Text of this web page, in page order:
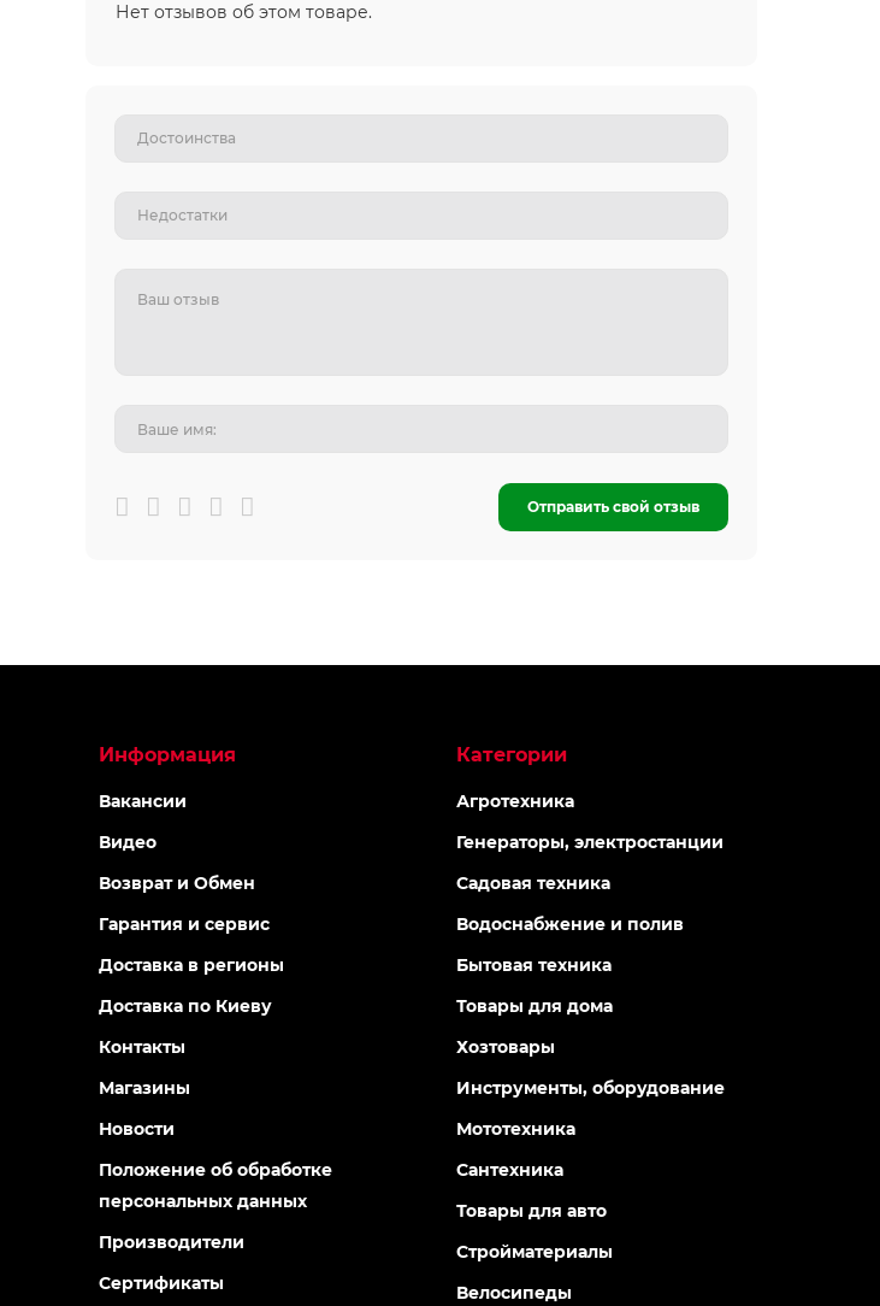
Нет отзывов об этом товаре.
Отправить свой отзыв
Информация
Вакансии
Видео
Возврат и Обмен
Гарантия и сервис
Доставка в регионы
Доставка по Киеву
Контакты
Магазины
Новости
Положение об обработке
персональных данных
Производители
Сертификаты
Категории
Агротехника
Генераторы, электростанции
Садовая техника
Водоснабжение и полив
Бытовая техника
Товары для дома
Хозтовары
Инструменты, оборудование
Мототехника
Сантехника
Товары для авто
Стройматериалы
Велосипеды